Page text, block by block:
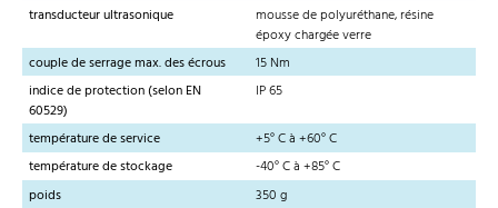
transducteur ultrasonique
mousse de polyuréthane, résine
époxy chargée verre
couple de serrage max. des écrous
15 Nm
indice de protection (selon EN
60529)
IP 65
température de service
+5° C à +60° C
température de stockage
-40° C à +85° C
poids
350 g